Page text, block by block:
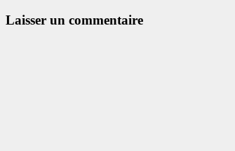
Laisser un commentaire